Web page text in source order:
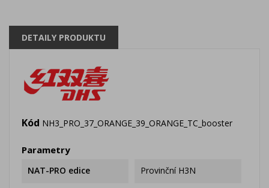
DETAILY PRODUKTU
Kód NH3_PRO_37_ORANGE_39_ORANGE_TC_booster
Parametry
NAT-PRO edice Provinční H3N